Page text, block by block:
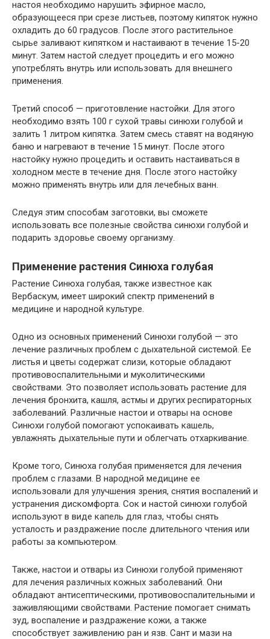
настоя необходимо нарушить эфирное масло,
образующееся при срезе листьев, поэтому кипяток нужно
охладить до 60 градусов. После этого растительное
сырье заливают кипятком и настаивают в течение 15-20
минут. Затем настой следует процедить и его можно
употреблять внутрь или использовать для внешнего
применения.
Третий способ — приготовление настойки. Для этого
необходимо взять 100 г сухой травы синюхи голубой и
залить 1 литром кипятка. Затем смесь ставят на водяную
баню и нагревают в течение 15 минут. После этого
настойку нужно процедить и оставить настаиваться в
холодном месте в течение дня. После этого настойку
можно применять внутрь или для лечебных ванн.
Следуя этим способам заготовки, вы сможете
использовать все полезные свойства синюхи голубой и
подарить здоровье своему организму.
Применение растения Синюха голубая
Растение Синюха голубая, также известное как
Вербаскум, имеет широкий спектр применений в
медицине и народной культуре.
Одно из основных применений Синюхи голубой — это
лечение различных проблем с дыхательной системой. Ее
листья и цветы содержат слизи, которые обладают
противовоспалительными и муколитическими
свойствами. Это позволяет использовать растение для
лечения бронхита, кашля, астмы и других респираторных
заболеваний. Различные настои и отвары на основе
Синюхи голубой помогают успокаивать кашель,
увлажнять дыхательные пути и облегчать отхаркивание.
Кроме того, Синюха голубая применяется для лечения
проблем с глазами. В народной медицине ее
использовали для улучшения зрения, снятия воспалений и
устранения дискомфорта. Сок и настой синюхи голубой
используют в виде капель для глаз, чтобы снять
усталость и раздражение после длительного чтения или
работы за компьютером.
Также, настои и отвары из Синюхи голубой применяют
для лечения различных кожных заболеваний. Они
обладают антисептическими, противовоспалительными и
заживляющими свойствами. Растение помогает снимать
зуд, воспаление и раздражение кожи, а также
способствует заживлению ран и язв. Сант и мази на